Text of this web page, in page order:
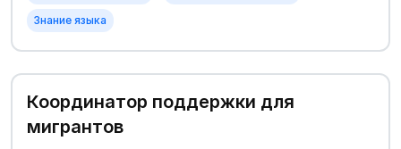
Знание языка
Координатор поддержки для
мигрантов